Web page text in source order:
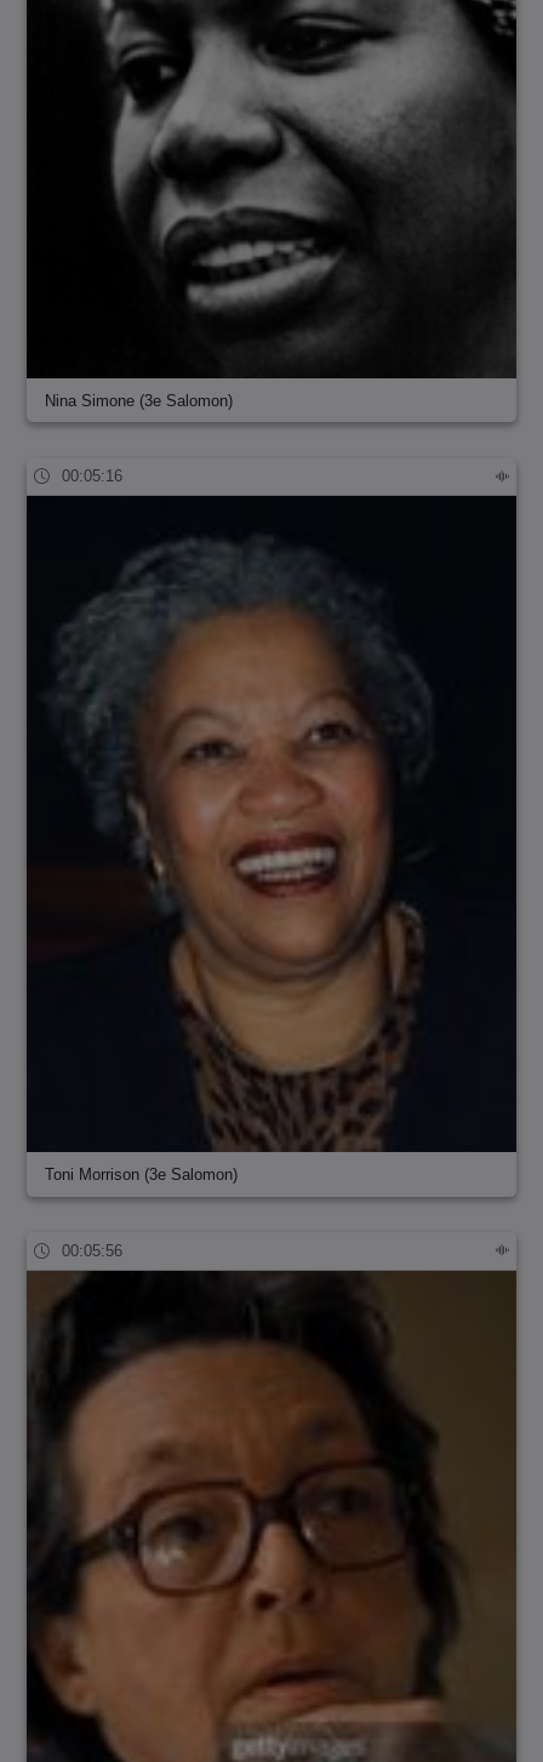
Nina Simone (3e Salomon)
00:05:16
Toni Morrison (3e Salomon)
00:05:56